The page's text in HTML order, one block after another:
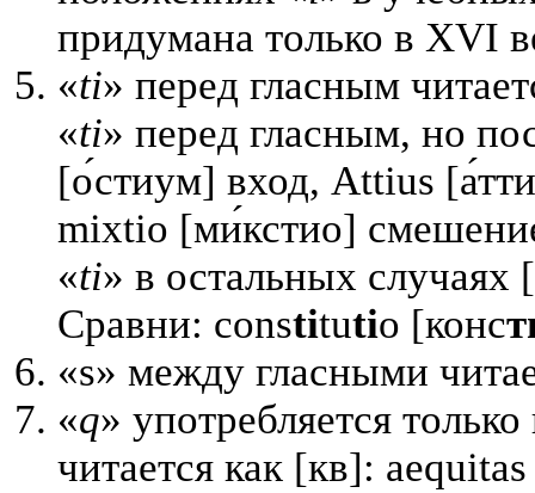
придумана только в XVI
«ti» перед гласным
«ti» перед гласным, но
[о́стиум] вход, Attius
mixtio [ми́кстио]
«ti» в остальных
Сравни: constitutio [конс
«s» между гласными
«q» употребляется
читается как [кв]: